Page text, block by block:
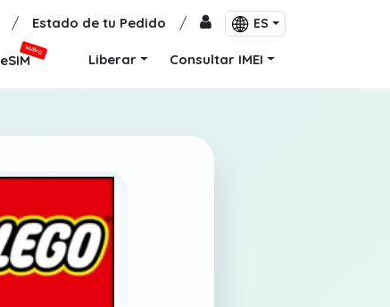
/ Estado de tu Pedido / ES
eSIM
NUEVO
Liberar Consultar IMEI